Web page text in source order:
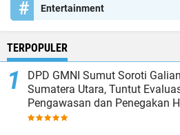
Entertainment
TERPOPULER
DPD GMNI Sumut Soroti
Sumatera Utara, Tuntut
Pengawasan dan Penegakan